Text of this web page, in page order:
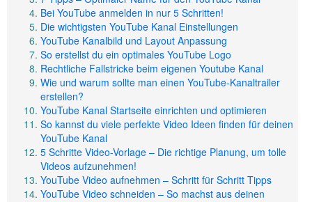
Bei YouTube anmelden in nur 5 Schritten!
Die wichtigsten YouTube Kanal Einstellungen
YouTube Kanalbild und Layout Anpassung
So erstellst du ein optimales YouTube Logo
Rechtliche Fallstricke beim eigenen Youtube Kanal
Wie und warum sollte man einen YouTube-Kanaltrailer
erstellen?
YouTube Kanal Startseite einrichten und optimieren
So kannst du viele perfekte Video Ideen finden für deinen
YouTube Kanal
5 Schritte Video-Vorlage – Die richtige Planung, um tolle
Videos aufzunehmen!
YouTube Video aufnehmen – Schritt für Schritt Tipps
YouTube Video schneiden – So machst aus deinen